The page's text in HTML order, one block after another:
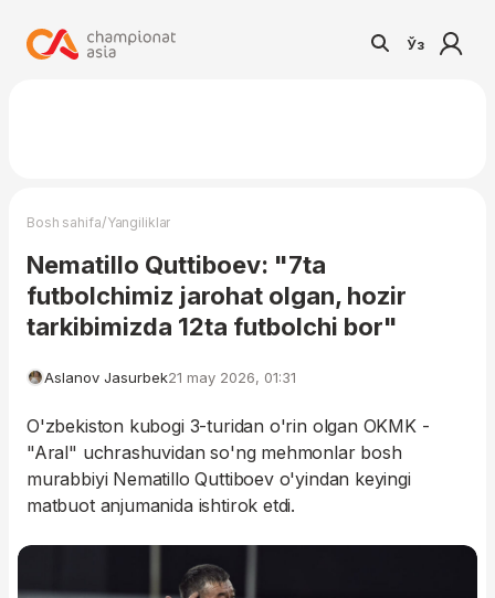
Ўз
Bosh sahifa/Yangiliklar
Nematillo Quttiboev: "7ta
futbolchimiz jarohat olgan, hozir
tarkibimizda 12ta futbolchi bor"
Aslanov Jasurbek21 may 2026, 01:31
O'zbekiston kubogi 3-turidan o'rin olgan OKMK -
"Aral" uchrashuvidan so'ng mehmonlar bosh
murabbiyi Nematillo Quttiboev o'yindan keyingi
matbuot anjumanida ishtirok etdi.